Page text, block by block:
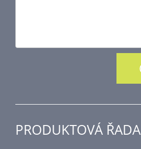
PRODUKTOVÁ ŘADA